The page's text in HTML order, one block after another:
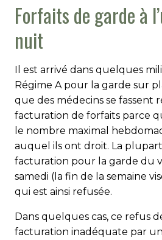
Forfaits de garde à
nuit
Il est arrivé dans quelques
Régime A pour la garde sur
que des médecins se fassent
facturation de forfaits parce
le nombre maximal
auquel ils ont droit. La plupart
facturation pour la garde du
samedi (la fin de la semaine
qui est ainsi refusée.
Dans quelques cas, ce refus
facturation inadéquate par